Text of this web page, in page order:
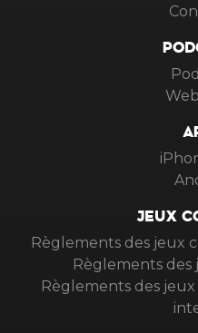
JEUX
Règlements des jeux
Règlements des
Règlements des